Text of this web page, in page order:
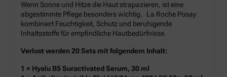
Wenn Sonne und Hitze die Haut strapazieren, ist eine
abgestimmte Pflege besonders wichtig. La Roche Posay
kombiniert Feuchtigkeit, Schutz und beruhigende
Inhaltsstoffe für empfindliche Hautbedürfnisse.
Verlost werden 20 Sets mit folgendem Inhalt:
1 × Hyalu B5 Suractivated Serum, 30 ml